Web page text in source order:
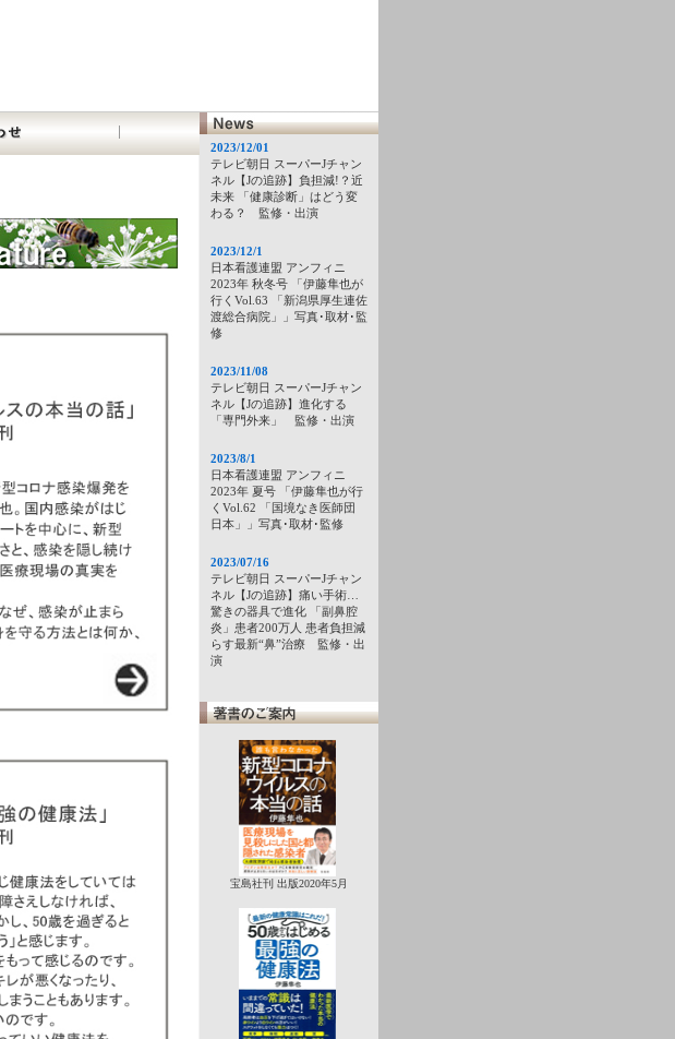
2023/12/01
テレビ朝日 スーパーJチャン
ネル【Jの追跡】負担減!？近
未来 「健康診断」はどう変
わる？ 監修・出演
2023/12/1
日本看護連盟 アンフィニ
2023年 秋冬号 「伊藤隼也が
行くVol.63 「新潟県厚生連佐
渡総合病院」」写真･取材･監
修
2023/11/08
テレビ朝日 スーパーJチャン
ネル【Jの追跡】進化する
「専門外来」 監修・出演
2023/8/1
日本看護連盟 アンフィニ
2023年 夏号 「伊藤隼也が行
くVol.62 「国境なき医師団
日本」」写真･取材･監修
2023/07/16
テレビ朝日 スーパーJチャン
ネル【Jの追跡】痛い手術…
驚きの器具で進化 「副鼻腔
炎」患者200万人 患者負担減
らす最新“鼻”治療 監修・出
演
宝島社刊 出版2020年5月